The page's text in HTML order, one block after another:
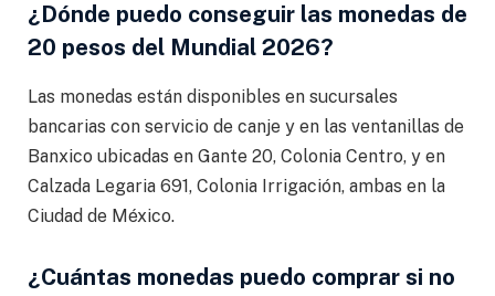
¿Dónde puedo conseguir las monedas de
20 pesos del Mundial 2026?
Las monedas están disponibles en sucursales
bancarias con servicio de canje y en las ventanillas de
Banxico ubicadas en Gante 20, Colonia Centro, y en
Calzada Legaria 691, Colonia Irrigación, ambas en la
Ciudad de México.
¿Cuántas monedas puedo comprar si no